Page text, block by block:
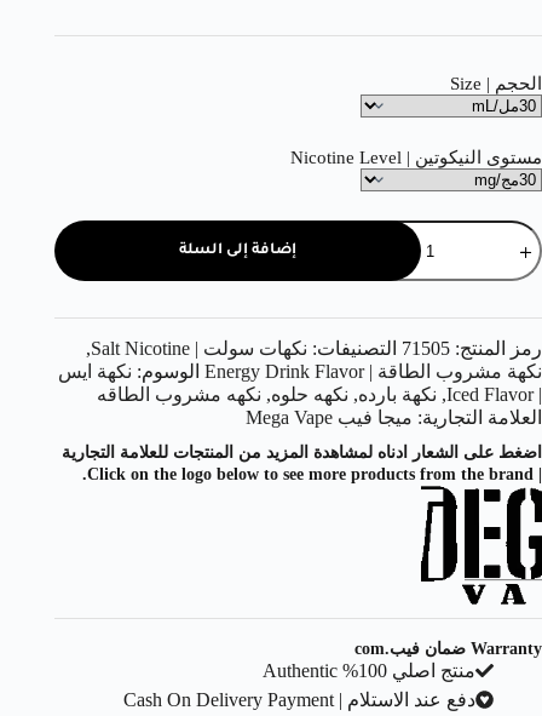
الحجم | Size
مستوى النيكوتين | Nicotine Level
إضافة إلى السلة
رمز المنتج: 71505 التصنيفات: نكهات سولت | Salt Nicotine
,
نكهة مشروب الطاقة | Energy Drink Flavor
الوسوم: نكهة ايس
| Iced Flavor
, نكهة بارده, نكهه حلوه, نكهه مشروب الطاقه
العلامة التجارية: ميجا فيب Mega Vape
اضغط على الشعار ادناه لمشاهدة المزيد من المنتجات للعلامة التجارية
Warranty ضمان فيب.com
منتج اصلي 100% Authentic
دفع عند الاستلام | Cash On Delivery Payment